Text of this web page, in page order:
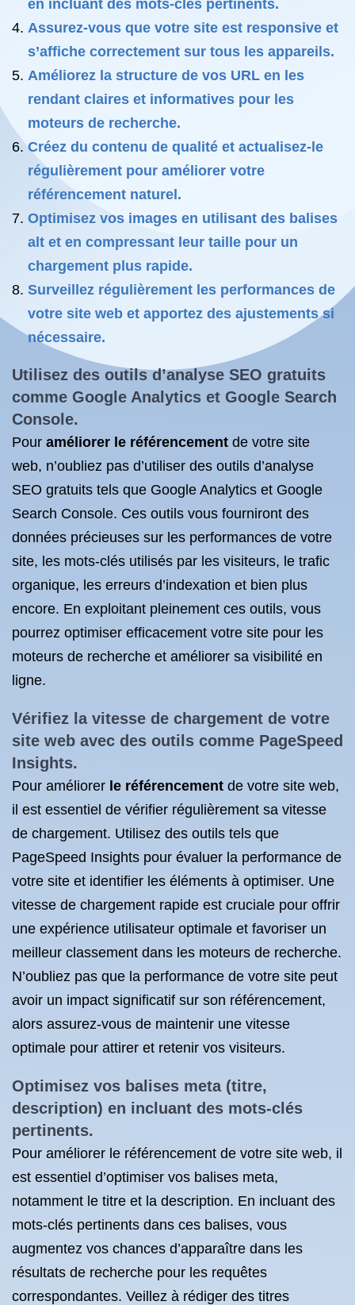
en incluant des mots-clés pertinents.
Assurez-vous que votre site est responsive et
s’affiche correctement sur tous les appareils.
Améliorez la structure de vos URL en les
rendant claires et informatives pour les
moteurs de recherche.
Créez du contenu de qualité et actualisez-le
régulièrement pour améliorer votre
référencement naturel.
Optimisez vos images en utilisant des balises
alt et en compressant leur taille pour un
chargement plus rapide.
Surveillez régulièrement les performances de
votre site web et apportez des ajustements si
nécessaire.
Utilisez des outils d’analyse SEO gratuits
comme Google Analytics et Google Search
Console.
Pour améliorer le référencement de votre site
web, n’oubliez pas d’utiliser des outils d’analyse
SEO gratuits tels que Google Analytics et Google
Search Console. Ces outils vous fourniront des
données précieuses sur les performances de votre
site, les mots-clés utilisés par les visiteurs, le trafic
organique, les erreurs d’indexation et bien plus
encore. En exploitant pleinement ces outils, vous
pourrez optimiser efficacement votre site pour les
moteurs de recherche et améliorer sa visibilité en
ligne.
Vérifiez la vitesse de chargement de votre
site web avec des outils comme PageSpeed
Insights.
Pour améliorer le référencement de votre site web,
il est essentiel de vérifier régulièrement sa vitesse
de chargement. Utilisez des outils tels que
PageSpeed Insights pour évaluer la performance de
votre site et identifier les éléments à optimiser. Une
vitesse de chargement rapide est cruciale pour offrir
une expérience utilisateur optimale et favoriser un
meilleur classement dans les moteurs de recherche.
N’oubliez pas que la performance de votre site peut
avoir un impact significatif sur son référencement,
alors assurez-vous de maintenir une vitesse
optimale pour attirer et retenir vos visiteurs.
Optimisez vos balises meta (titre,
description) en incluant des mots-clés
pertinents.
Pour améliorer le référencement de votre site web, il
est essentiel d’optimiser vos balises meta,
notamment le titre et la description. En incluant des
mots-clés pertinents dans ces balises, vous
augmentez vos chances d’apparaître dans les
résultats de recherche pour les requêtes
correspondantes. Veillez à rédiger des titres